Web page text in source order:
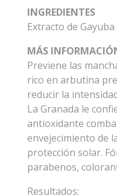
INGREDIENTES
Extracto de Gayuba
MÁS
Previene las
rico en arbutina
reducir la
La Granada le
antioxidante
envejecimiento de
protección solar.
parabenos,
Resultados: